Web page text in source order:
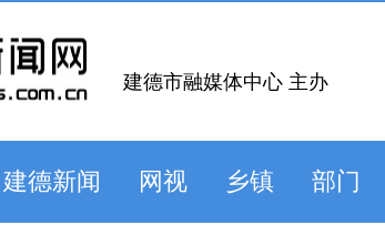
建德市融媒体中心 主办
建德新闻 网视 乡镇 部门